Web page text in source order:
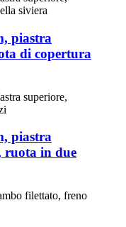
piastra
di copertura
piastra
ruota in due